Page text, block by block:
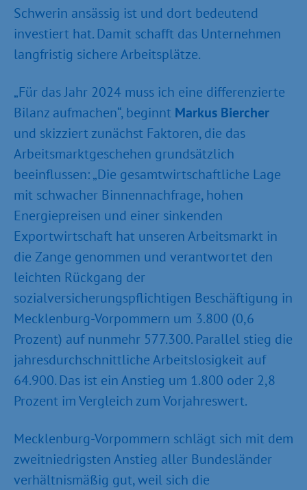
Schwerin ansässig ist und dort bedeutend
investiert hat. Damit schafft das Unternehmen
langfristig sichere Arbeitsplätze.
„Für das Jahr 2024 muss ich eine differenzierte
Bilanz aufmachen“, beginnt Markus Biercher
und skizziert zunächst Faktoren, die das
Arbeitsmarktgeschehen grundsätzlich
beeinflussen: „Die gesamtwirtschaftliche Lage
mit schwacher Binnennachfrage, hohen
Energiepreisen und einer sinkenden
Exportwirtschaft hat unseren Arbeitsmarkt in
die Zange genommen und verantwortet den
leichten Rückgang der
sozialversicherungspflichtigen Beschäftigung in
Mecklenburg-Vorpommern um 3.800 (0,6
Prozent) auf nunmehr 577.300. Parallel stieg die
jahresdurchschnittliche Arbeitslosigkeit auf
64.900. Das ist ein Anstieg um 1.800 oder 2,8
Prozent im Vergleich zum Vorjahreswert.
Mecklenburg-Vorpommern schlägt sich mit dem
zweitniedrigsten Anstieg aller Bundesländer
verhältnismäßig gut, weil sich die